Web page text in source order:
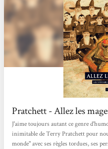
Pratchett - Allez les
J'aime toujours autant ce genre
inimitable de Terry Pratchett pour
monde" avec ses règles tordues, ses